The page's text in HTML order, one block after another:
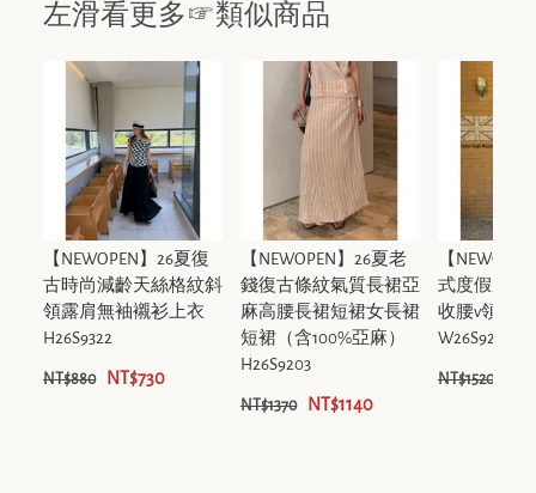
左滑看更多☞類似商品
【NEWOPEN】26夏復
古時尚減齡天絲格紋斜
領露肩無袖襯衫上衣
H26S9322
NT$880 NT$730
【NEWOPEN】26夏老
錢復古條紋氣質長裙亞
麻高腰長裙短裙女長裙
短裙（含100%亞麻）
H26S9203
NT$1370 NT$1140
【
式度假風無
收腰v領洋
W26S9293
NT$1520